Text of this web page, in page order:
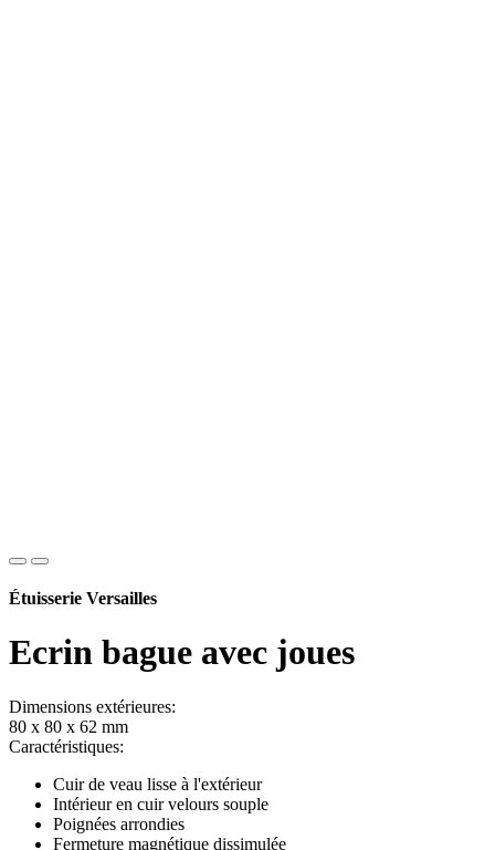
Étuisserie Versailles
Ecrin bague avec joues
Dimensions extérieures:
80 x 80 x 62 mm
Caractéristiques:
Cuir de veau lisse à l'extérieur
Intérieur en cuir velours souple
Poignées arrondies
Fermeture magnétique dissimulée